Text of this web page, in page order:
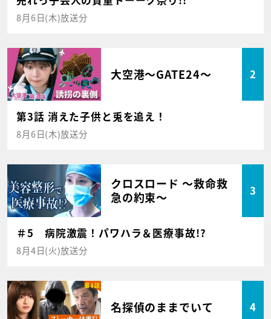
8月6日(木)放送分
大空港～GATE24～ 2
第3話 消えた子供と兎を追え！
8月6日(木)放送分
クロスロード ～救命救
急の約束～
3
＃5 病院激震！パワハラ＆医療事故!?
8月4日(火)放送分
名探偵のままでいて 4